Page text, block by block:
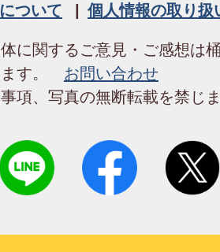
ついて
個人情報の取り扱
に関するご意見・ご感想は
ます。 お問い合わせ
項、写真の無断転載を禁じ